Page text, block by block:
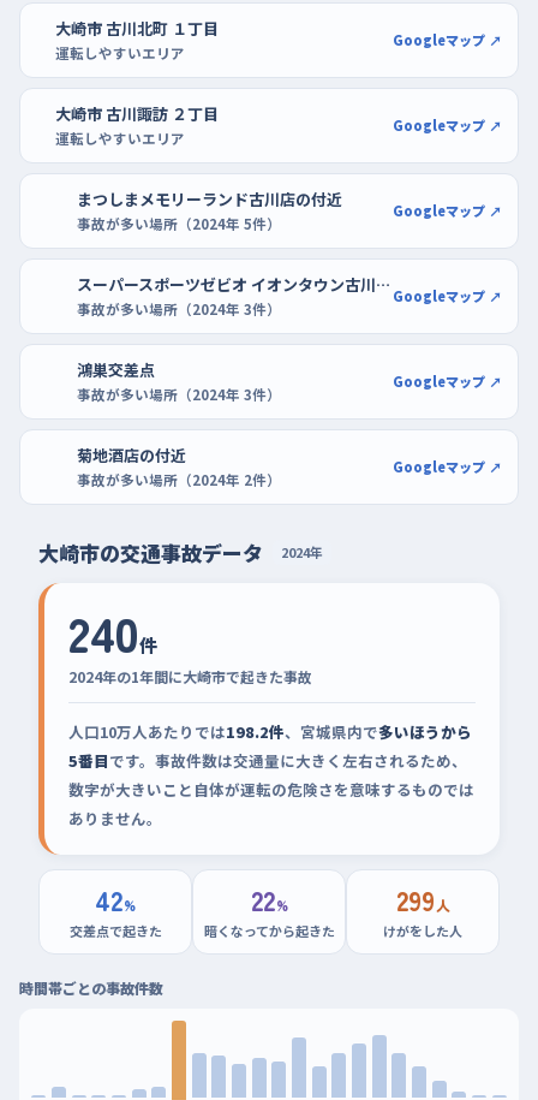
川店のように出入りの落ち着いた場所で、白線に沿ってまっすぐ入
れる練習を重ねよう。
大崎市 古川北町 １丁目
運転しやすいエリア
Googleマップ ↗
大崎市 古川諏訪 ２丁目
運転しやすいエリア
Googleマップ ↗
まつしまメモリーランド古川店の付近
事故が多い場所（2024年 5件）
Googleマップ ↗
スーパースポーツゼビオ イオンタウン古川店の付近
事故が多い場所（2024年 3件）
Googleマップ ↗
鴻巣交差点
事故が多い場所（2024年 3件）
Googleマップ ↗
菊地酒店の付近
事故が多い場所（2024年 2件）
Googleマップ ↗
大崎市の交通事故データ 2024年
240件
2024年の1年間に大崎市で起きた事故
人口10万人あたりでは198.2件、宮城県内で多いほうから
5番目です。事故件数は交通量に大きく左右されるため、
数字が大きいこと自体が運転の危険さを意味するものでは
ありません。
42%
交差点で起きた
22%
暗くなってから起きた
299人
けがをした人
時間帯ごとの事故件数